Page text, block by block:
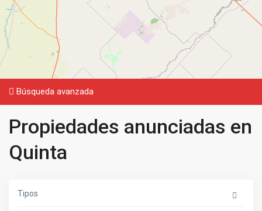
Búsqueda avanzada
Propiedades anunciadas en
Quinta
Tipos